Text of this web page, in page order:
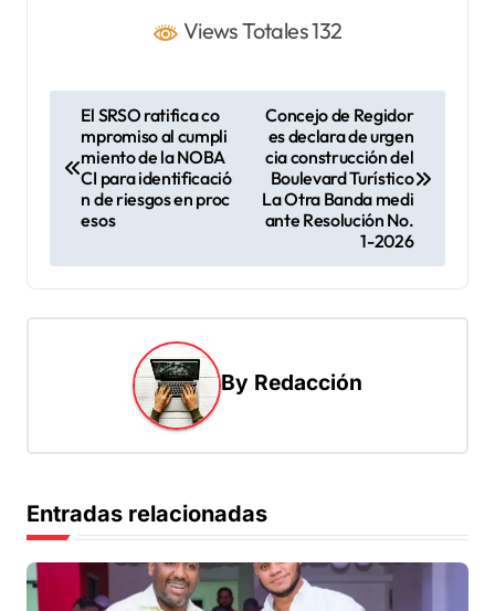
Views Totales 132
a
c
e
e
El SRSO ratifica co
mpromiso al cumpli
miento de la NOBA
CI para identificació
n de riesgos en proc
esos
Concejo de Regidor
es declara de urgen
cia construcción del
Boulevard Turístico
La Otra Banda medi
ante Resolución No.
1-2026
By Redacción
Entradas relacionadas